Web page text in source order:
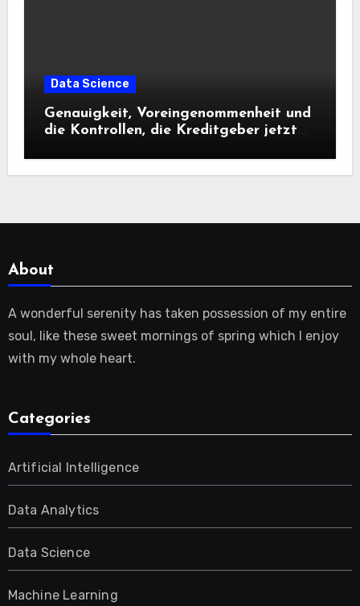
Data Science
Genauigkeit, Voreingenommenheit und
die Kontrollen, die Kreditgeber jetzt
About
A wonderful serenity has taken possession of my entire
soul, like these sweet mornings of spring which I enjoy
with my whole heart.
Categories
Artificial Intelligence
Data Analytics
Data Science
Machine Learning